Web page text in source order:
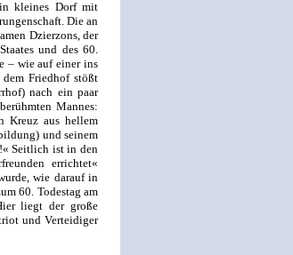
kleines Dorf mit
Die an
Dzierzons, der
und des 60.
– wie auf einer ins
Friedhof stößt
nach ein paar
Mannes:
Kreuz aus hellem
und seinem
Seitlich ist in den
errichtet«
wie darauf in
60. Todestag am
liegt der große
und Verteidiger